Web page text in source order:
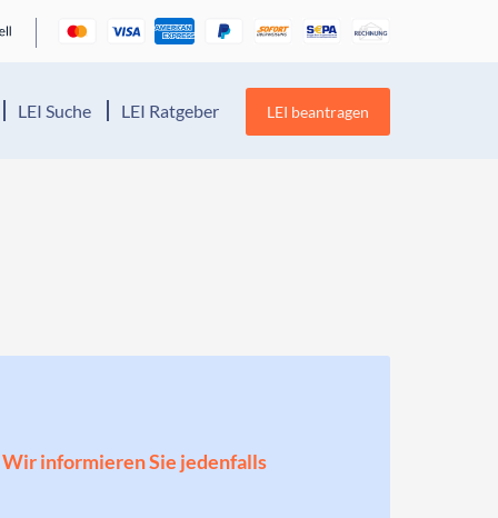
LEI Suche LEI Ratgeber LEI beantragen
Wir informieren Sie jedenfalls